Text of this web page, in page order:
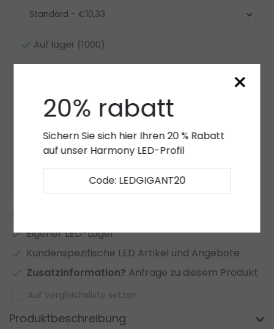
Auf lager (1000)
Zum Warenkorb hinzufügen
Angebot
Zur Wunschliste hinzufügen
Eigener LED-Lager
Kundenspezifische LED Artikel und Angebote
Zusatzinformation? Anfrage zu diesem Produkt
Auf Vergleichsliste setzen
Produktbeschreibung
×
20% rabatt
Sichern Sie sich hier Ihren 20 % Rabatt
auf unser Harmony LED-Profil
Code: LEDGIGANT20